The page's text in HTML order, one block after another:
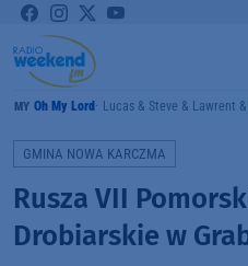
Oh My Lord Lucas & Steve & Lawrent
GMINA NOWA KARCZMA
Rusza VII
Drobiarskie w